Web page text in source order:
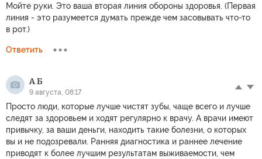
Мойте руки. Это ваша вторая линия обороны здоровья. (Первая
линия - это разумеется думать прежде чем засовывать что-то
в рот.)
Ответить
А Б
9 августа, 08:17
Просто люди, которые лучше чистят зубы, чаще всего и лучше
следят за здоровьем и ходят регулярно к врачу. А врачи имеют
привычку, за ваши деньги, находить такие болезни, о которых
вы и не подозревали. Ранняя диагностика и раннее лечение
приводят к более лучшим результатам выживаемости, чем